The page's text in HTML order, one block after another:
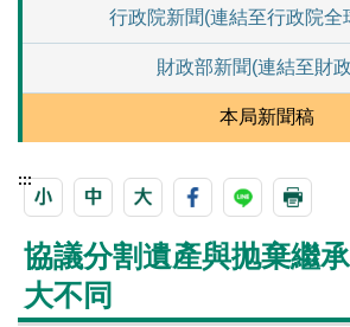
行政院新聞(連結至行政院全
財政部新聞(連結至財
本局新聞稿
:::
協議分割遺產與抛棄繼
大不同